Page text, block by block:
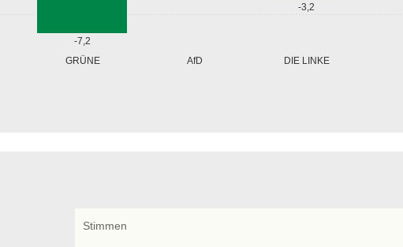
GRÜNE AfD DIE LINKE
-7,2
-3,2
Stimmen